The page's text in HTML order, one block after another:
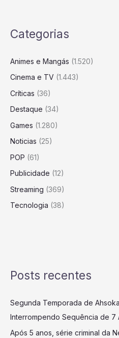
Categorias
Animes e Mangás (1.520)
Cinema e TV (1.443)
Críticas (36)
Destaque (34)
Games (1.280)
Noticias (25)
POP (61)
Publicidade (12)
Streaming (369)
Tecnologia (38)
Posts recentes
Segunda Temporada de
Interrompendo Sequência de 7
Após 5 anos, série criminal da